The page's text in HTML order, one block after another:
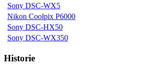
Sony DSC-WX5
Nikon Coolpix P6000
Sony DSC-HX50
Sony DSC-WX350
Historie